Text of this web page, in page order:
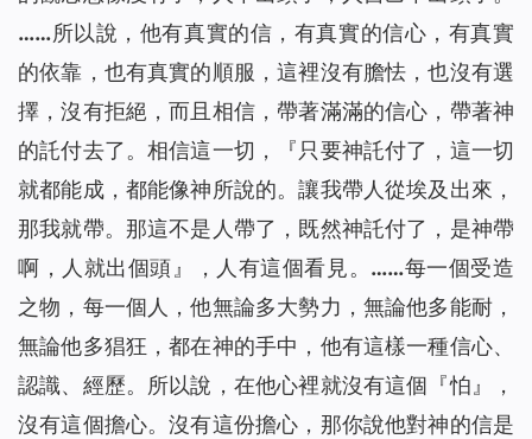
……所以說，他有真實的信，有真實的信心，有真實
的依靠，也有真實的順服，這裡沒有膽怯，也沒有選
擇，沒有拒絕，而且相信，帶著滿滿的信心，帶著神
的託付去了。相信這一切，『只要神託付了，這一切
就都能成，都能像神所說的。讓我帶人從埃及出來，
那我就帶。那這不是人帶了，既然神託付了，是神帶
啊，人就出個頭』，人有這個看見。……每一個受造
之物，每一個人，他無論多大勢力，無論他多能耐，
無論他多猖狂，都在神的手中，他有這樣一種信心、
認識、經歷。所以說，在他心裡就沒有這個『怕』，
沒有這個擔心。沒有這份擔心，那你說他對神的信是